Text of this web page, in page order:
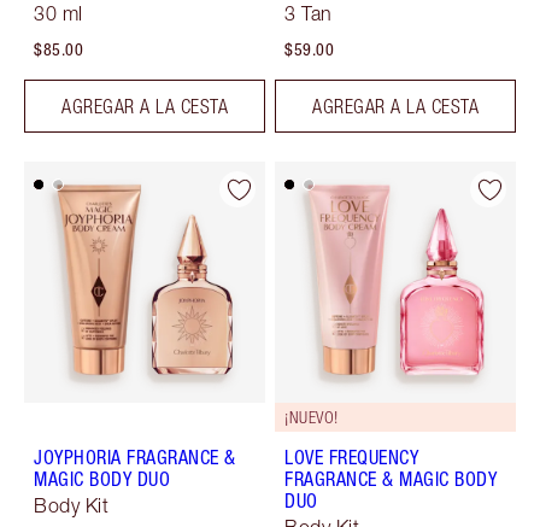
30 ml
$85.00
AGREGAR A LA CESTA
3 Tan
$59.00
AGREGAR A LA CESTA
JOYPHORIA FRAGRANCE &
MAGIC BODY DUO
Body Kit
¡NUEVO!
LOVE FREQUENCY
FRAGRANCE & MAGIC BODY
DUO